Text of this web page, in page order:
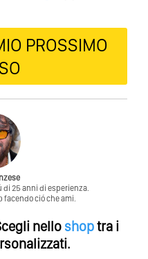
PROSSIMO
25 anni di esperienza.
facendo ció che ami.
nello shoptra i